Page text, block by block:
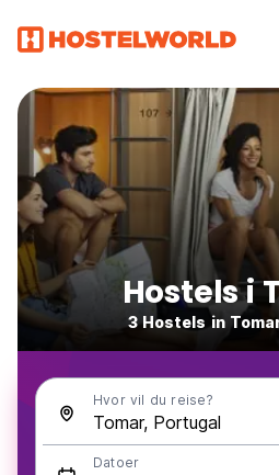
Hostels i
3 Hostels in
Hvor vil du reise?
Datoer